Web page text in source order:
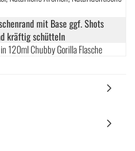
mit Base ggf. Shots
kräftig schütteln
120ml Chubby Gorilla Flasche